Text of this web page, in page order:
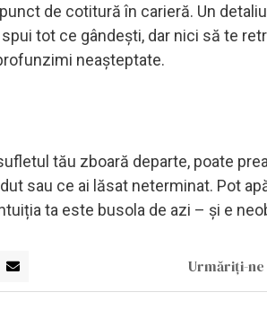
de cotitură în carieră. Un
tot ce gândești, dar nici să te
neașteptate.
tău zboară departe, poate
sau ce ai lăsat neterminat. Pot
ta este busola de azi – și e
Urmăriți-ne